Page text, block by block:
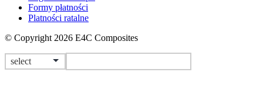
Formy płatności
Platności ratalne
© Copyright 2026 E4C Composites